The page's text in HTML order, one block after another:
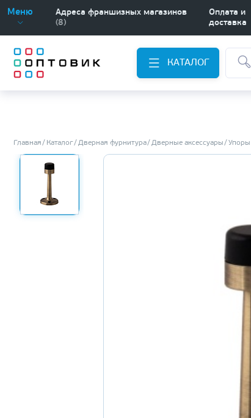
Меню
Адреса франшизных магазинов
(8)
Оплата и
доставка
КАТАЛОГ
Главная Каталог Дверная фурнитура Дверные аксессуары Упоры